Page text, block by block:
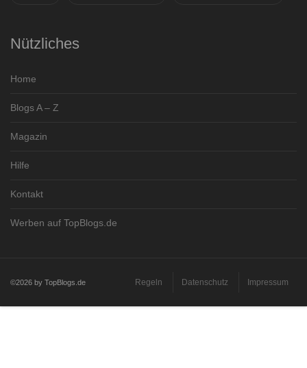
Nützliches
Home
Blogs A – Z
Magazin
Hilfe
Kontakt
Werben auf TopBlogs.de
©2026 by TopBlogs.de Regeln Datenschutz Impressum